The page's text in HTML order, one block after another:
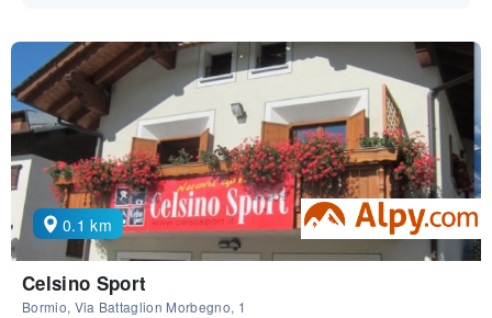
0.1 km
Celsino Sport
Bormio, Via Battaglion Morbegno, 1